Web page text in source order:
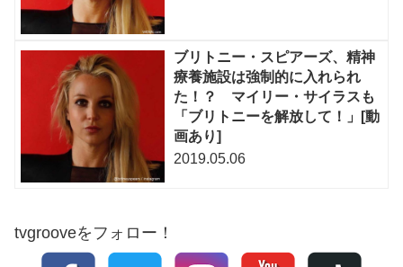
ブリトニー・スピアーズ、精神
療養施設は強制的に入れられ
た！？ マイリー・サイラスも
「ブリトニーを解放して！」[動
画あり]
2019.05.06
tvgrooveをフォロー！